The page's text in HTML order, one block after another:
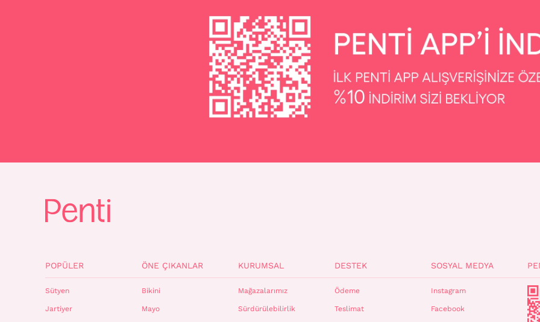
POPÜLER
Sütyen
Jartiyer
ÖNE ÇIKANLAR
Bikini
Mayo
KURUMSAL
Mağazalarımız
Sürdürülebilirlik
DESTEK
Ödeme
Teslimat
SOSYAL MEDYA
Instagram
Facebook